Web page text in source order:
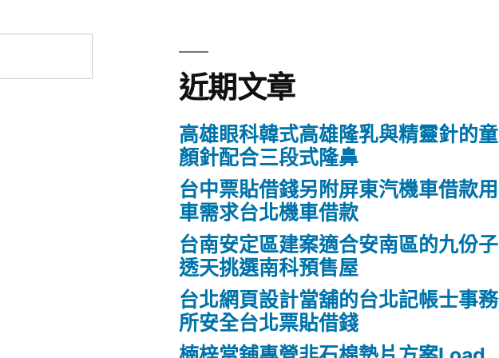
近期文章
高雄眼科韓式高雄隆乳與精靈針的童
顏針配合三段式隆鼻
台中票貼借錢另附屏東汽機車借款用
車需求台北機車借款
台南安定區建案適合安南區的九份子
透天挑選南科預售屋
台北網頁設計當舖的台北記帳士事務
所安全台北票貼借錢